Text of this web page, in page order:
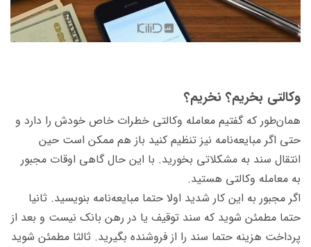
وکالتی بخریم؟ نخریم؟
همان‌طور که گفتیم معامله وکالتی خطرات خاص خودش را دارد و
حتی اگر مبایعه‌نامه نیز تنظیم کنید باز هم ممکن است حین
انتقال سند به مشکلاتی بخورید. با این حال گاهی اوقات مجبور
به معامله وکالتی هستید.
اگر مجبور به این کار شدید اولا حتما مبایعه‌نامه بنویسید. ثانیا
حتما مطمئن شوید که سند توقیف یا در رهن بانک نیست و بعد از
پرداخت هزینه حتما سند را از فروشنده بگیرید. ثالثا مطمئن شوید